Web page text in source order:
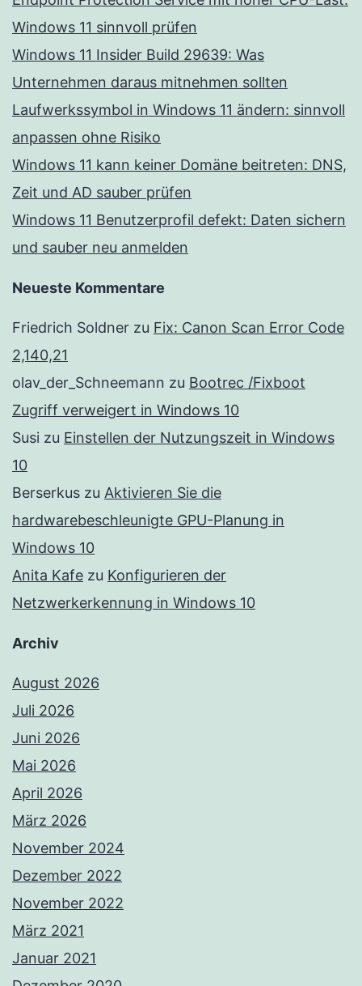
Windows 11 sinnvoll prüfen
Windows 11 Insider Build 29639: Was
Unternehmen daraus mitnehmen sollten
Laufwerkssymbol in Windows 11 ändern: sinnvoll
anpassen ohne Risiko
Windows 11 kann keiner Domäne beitreten: DNS,
Zeit und AD sauber prüfen
Windows 11 Benutzerprofil defekt: Daten sichern
und sauber neu anmelden
Neueste Kommentare
Friedrich Soldner zu Fix: Canon Scan Error Code
2,140,21
olav_der_Schneemann zu Bootrec /Fixboot
Zugriff verweigert in Windows 10
Susi zu Einstellen der Nutzungszeit in Windows
10
Berserkus zu Aktivieren Sie die
hardwarebeschleunigte GPU-Planung in
Windows 10
Anita Kafe zu Konfigurieren der
Netzwerkerkennung in Windows 10
Archiv
August 2026
Juli 2026
Juni 2026
Mai 2026
April 2026
März 2026
November 2024
Dezember 2022
November 2022
März 2021
Januar 2021